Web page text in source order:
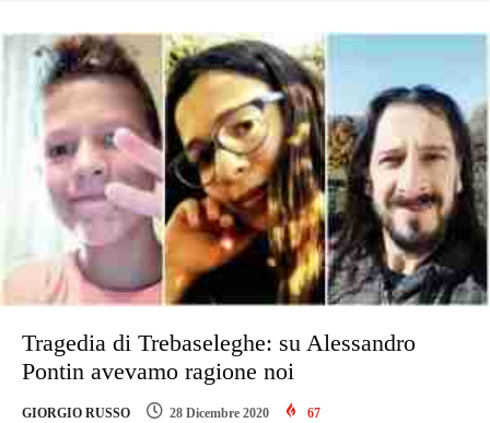
Tragedia di Trebaseleghe: su Alessandro
Pontin avevamo ragione noi
GIORGIO RUSSO 28 Dicembre 2020 67